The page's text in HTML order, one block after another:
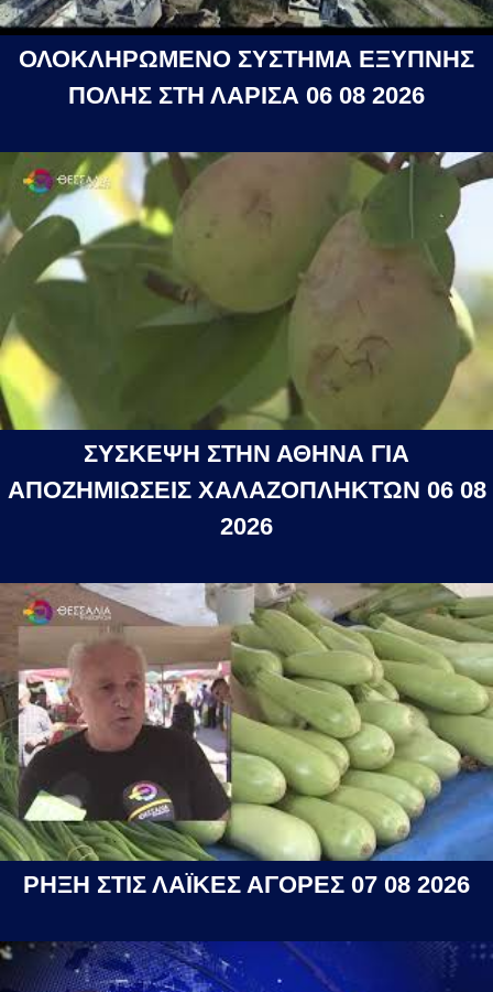
ΟΛΟΚΛΗΡΩΜΕΝΟ ΣΥΣΤΗΜΑ ΕΞΥΠΝΗΣ
ΠΟΛΗΣ ΣΤΗ ΛΑΡΙΣΑ 06 08 2026
ΣΥΣΚΕΨΗ ΣΤΗΝ ΑΘΗΝΑ ΓΙΑ
ΑΠΟΖΗΜΙΩΣΕΙΣ ΧΑΛΑΖΟΠΛΗΚΤΩΝ 06 08
2026
ΡΗΞΗ ΣΤΙΣ ΛΑΪΚΕΣ ΑΓΟΡΕΣ 07 08 2026